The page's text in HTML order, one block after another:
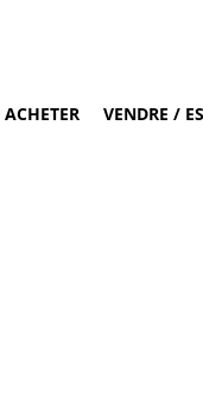
ACHETER VENDRE /